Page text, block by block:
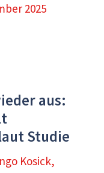
2025
aus:
Studie
Kosick,